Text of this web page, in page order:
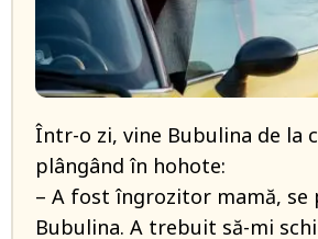
Într-o zi, vine Bubulina de la
plângând în hohote:
– A fost îngrozitor mamă, se
Bubulina. A trebuit să-mi